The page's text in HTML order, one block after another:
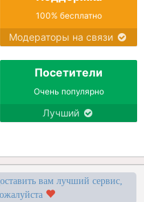
100% бесплатно
Модераторы на связи
Посетители
Очень популярно
Лучший
вам лучший сервис,